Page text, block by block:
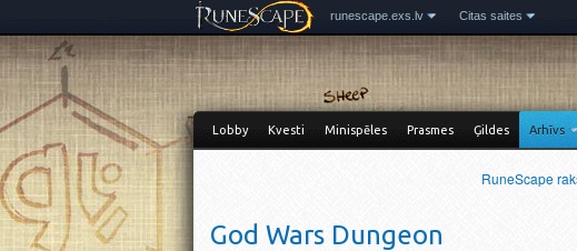
runescape.exs.lv Citas saites
Lobby Kvesti Minispēles Prasmes Ģildes Arhīvs
RuneScape
God Wars Dungeon